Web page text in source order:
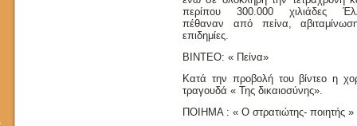
περίπου 300.000 χιλιάδες
πέθαναν από πείνα,
επιδημίες.
ΒΙΝΤΕΟ: « Πείνα»
Κατά την προβολή του βίντεο η
τραγουδά « Της δικαιοσύνης».
ΠΟΙΗΜΑ : « Ο στρατιώτης- ποιητής »